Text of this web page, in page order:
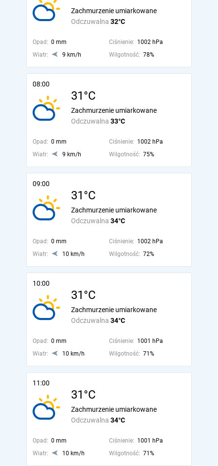
Odczuwalna 32°C
Zachmurzenie umiarkowane
Opad: 0 mm Ciśnienie: 1002 hPa
Wiatr:
9 km/h Wilgotność: 78%
08:00
31°C
Odczuwalna 33°C
Zachmurzenie umiarkowane
Opad: 0 mm Ciśnienie: 1002 hPa
Wiatr:
9 km/h Wilgotność: 75%
09:00
31°C
Odczuwalna 34°C
Zachmurzenie umiarkowane
Opad: 0 mm Ciśnienie: 1002 hPa
Wiatr:
10 km/h Wilgotność: 72%
10:00
31°C
Odczuwalna 34°C
Zachmurzenie umiarkowane
Opad: 0 mm Ciśnienie: 1001 hPa
Wiatr:
10 km/h Wilgotność: 71%
11:00
31°C
Odczuwalna 34°C
Zachmurzenie umiarkowane
Opad: 0 mm Ciśnienie: 1001 hPa
Wiatr:
10 km/h Wilgotność: 71%